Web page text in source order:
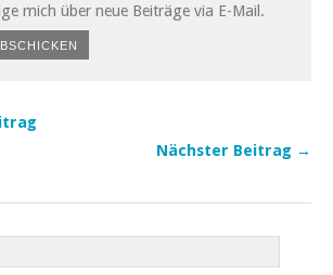
mich über neue Beiträge via E-Mail.
Nächster Beitrag →